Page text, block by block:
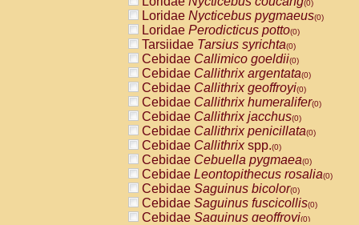
(0)
Loridae Nycticebus pygmaeus(0)
Loridae Perodicticus potto(0)
Tarsiidae Tarsius syrichta(0)
Cebidae Callimico goeldii(0)
Cebidae Callithrix argentata(0)
Cebidae Callithrix geoffroyi(0)
Cebidae Callithrix humeralifer(0)
Cebidae Callithrix jacchus(0)
Cebidae Callithrix penicillata(0)
Cebidae Callithrixspp.(0)
Cebidae Cebuella pygmaea(0)
Cebidae Leontopithecus rosalia(0)
Cebidae Saguinus bicolor(0)
Cebidae Saguinus fuscicollis(0)
Cebidae Saguinus geoffroyi(0)